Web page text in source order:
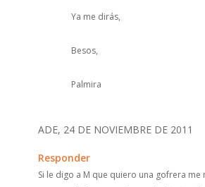
Ya me dirás,
Besos,
Palmira
ADE, 24 DE NOVIEMBRE DE 2011
Responder
Si le digo a M que quiero una gofrera me